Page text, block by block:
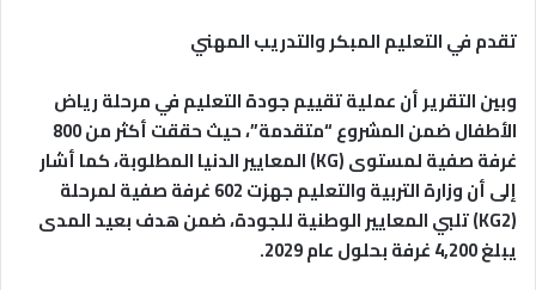
تقدم في التعليم المبكر والتدريب المهني
وبين التقرير أن عملية تقييم جودة التعليم في مرحلة رياض
الأطفال ضمن المشروع “متقدمة”، حيث حققت أكثر من 800
غرفة صفية لمستوى (KG) المعايير الدنيا المطلوبة، كما أشار
إلى أن وزارة التربية والتعليم جهزت 602 غرفة صفية لمرحلة
(KG2) تلبي المعايير الوطنية للجودة، ضمن هدف بعيد المدى
يبلغ 4,200 غرفة بحلول عام 2029.